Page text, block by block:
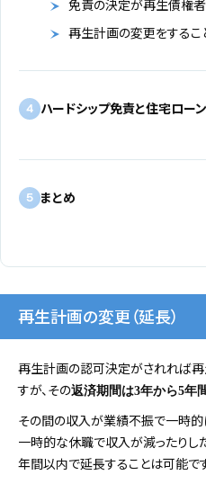
免責の決定が再生債権
再生計画の変更をする
4 ハードシップ免責と住宅ローン
5 まとめ
再生計画の変更（延長）
再生計画の認可決定がされれば
すが、その返済期間は3年から5年
その間の収入が業績不振で一時的
一時的な休職で収入が減ったりし
年間以内で延長することは可能です